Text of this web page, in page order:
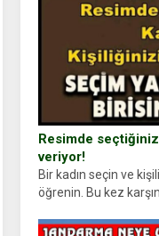
Resimde
veriyor!
Bir kadın seçin ve
öğrenin. Bu kez
kadın figürlerinden